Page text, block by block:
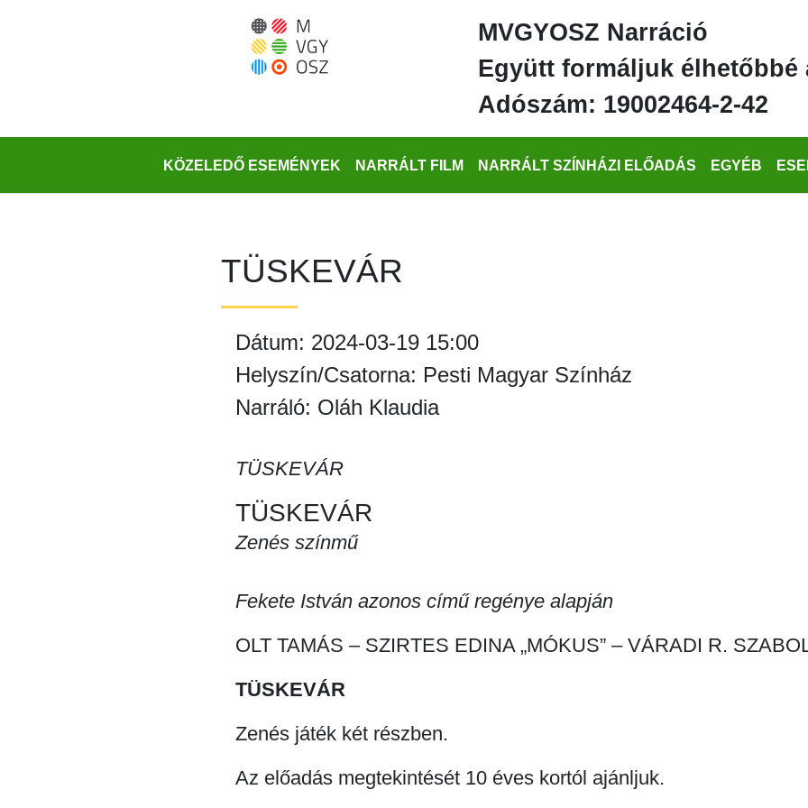
MVGYOSZ Narráció
Együtt formáljuk élhetőbbé
Adószám: 19002464-2-42
KÖZELEDŐ ESEMÉNYEK NARRÁLT FILM NARRÁLT SZÍNHÁZI ELŐADÁS EGYÉB
TÜSKEVÁR
Dátum: 2024-03-19 15:00
Helyszín/Csatorna: Pesti Magyar Színház
Narráló: Oláh Klaudia
TÜSKEVÁR
TÜSKEVÁR
Zenés színmű
Fekete István azonos című regénye alapján
OLT TAMÁS – SZIRTES EDINA „MÓKUS” – VÁRADI R.
TÜSKEVÁR
Zenés játék két részben.
Az előadás megtekintését 10 éves kortól ajánljuk.